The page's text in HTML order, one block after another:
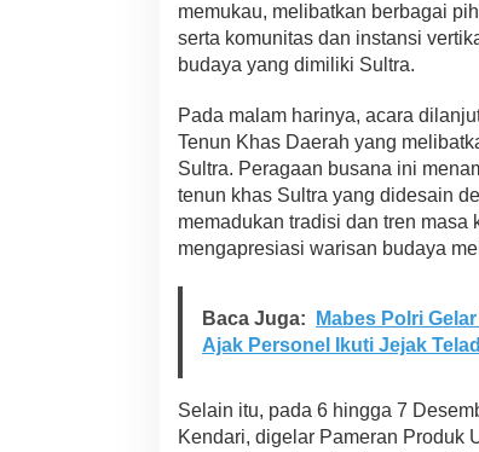
memukau, melibatkan berbagai
serta komunitas dan instansi
budaya yang dimiliki Sultra.
Pada malam harinya, acara
Tenun Khas Daerah yang
Sultra. Peragaan busana ini
tenun khas Sultra yang didesain
memadukan tradisi dan tren
mengapresiasi warisan budaya
Baca Juga:
Mabes Polri
Ajak Personel Ikuti Jejak
Selain itu, pada 6 hingga 7
Kendari, digelar Pameran Produk